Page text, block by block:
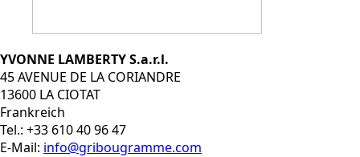
YVONNE LAMBERTY S.a.r.l.
45 AVENUE DE LA CORIANDRE
13600 LA CIOTAT
Frankreich
Tel.: +33 610 40 96 47
E-Mail: info@gribougramme.com